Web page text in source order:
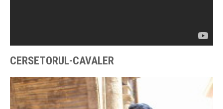
CERSETORUL-CAVALER